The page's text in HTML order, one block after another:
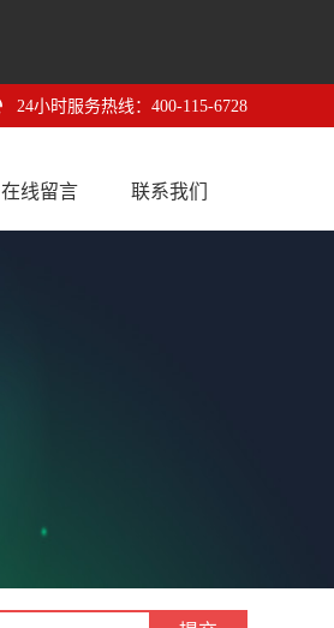
24小时服务热线：400-115-6728
在线留言 联系我们